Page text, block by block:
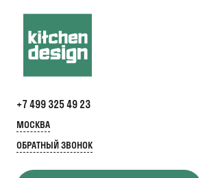
+7 499 325 49 23
МОСКВА
ОБРАТНЫЙ ЗВОНОК